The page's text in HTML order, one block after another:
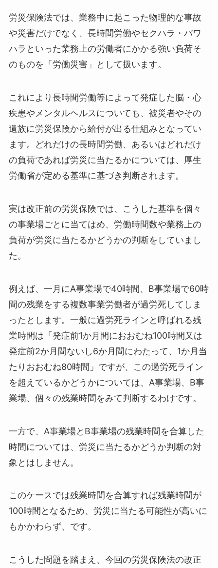
労災保険法では、業務中に起こった物理的な事故
や災害だけでなく、長時間労働やセクハラ・パワ
ハラといった業務上の労働者にかかる強い負荷そ
のものを「労働災害」として扱います。
これにより長時間労働等によって発症した脳・心
疾患やメンタルヘルスについても、被災者やその
遺族に労災保険から給付が出る仕組みとなってい
ます。どれだけの長時間労働、あるいはどれだけ
の負荷であれば労災に当たるかについては、厚生
労働省が定める基準に基づき判断されます。
実は改正前の労災保険では、こうした基準を個々
の事業場ごとに当てはめ、労働時間数や業務上の
負荷が労災に当たるかどうかの判断をしていまし
た。
例えば、一月にA事業場で40時間、B事業場で60時
間の残業をする複数事業労働者が過労死してしま
ったとします。一般に過労死ラインと呼ばれる残
業時間は「発症前1か月間におおむね100時間又は
発症前2か月間ないし6か月間にわたって、1か月当
たりおおむね80時間」ですが、この過労死ライン
を超えているかどうかについては、A事業場、B事
業場、個々の残業時間をみて判断するわけです。
一方で、A事業場とB事業場の残業時間を合算した
時間については、労災に当たるかどうか判断の対
象とはしません。
このケースでは残業時間を合算すれば残業時間が
100時間となるため、労災に当たる可能性が高いに
もかかわらず、です。
こうした問題を踏まえ、今回の労災保険法の改正